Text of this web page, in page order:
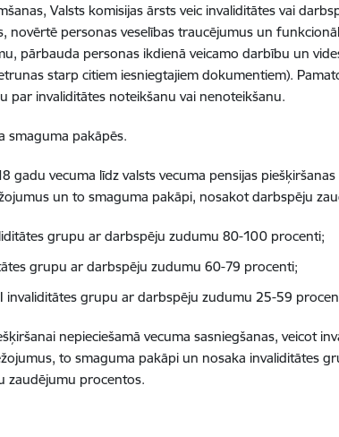
Valsts komisijas ārsts veic invaliditātes vai
novērtē personas veselības traucējumus un
pārbauda personas ikdienā veicamo darbību un
starp citiem iesniegtajiem dokumentiem).
par invaliditātes noteikšanu vai nenoteikšanu.
smaguma pakāpēs.
gadu vecuma līdz valsts vecuma pensijas
un to smaguma pakāpi, nosakot darbspēju
grupu ar darbspēju zudumu 80-100 procenti;
grupu ar darbspēju zudumu 60-79 procenti;
invaliditātes grupu ar darbspēju zudumu 25-59
nepieciešamā vecuma sasniegšanas, veicot
to smaguma pakāpi un nosaka invaliditātes
zaudējumu procentos.